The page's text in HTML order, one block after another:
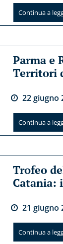
Continua a
Parma e
Territori
22giugno
Continua a
Trofeo
Catania:
21 giugno
Continua a